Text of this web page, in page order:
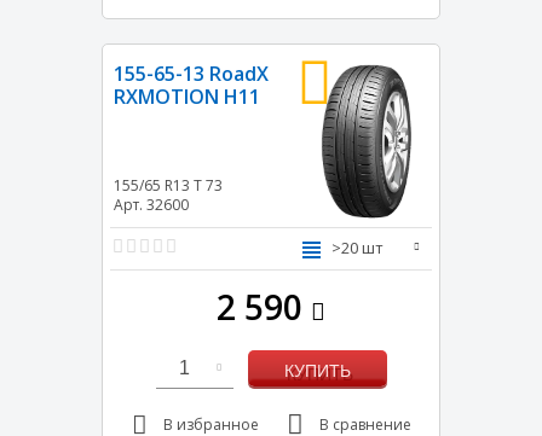
155-65-13 RoadX
RXMOTION H11
155/65 R13 T73
Арт. 32600
>20 шт
2 590
1 КУПИТЬ
В избранное В сравнение